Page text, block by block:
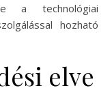
a technológiai
hozható
elve